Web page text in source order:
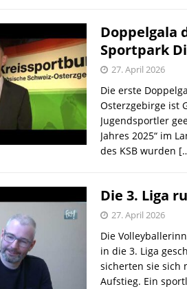
Doppelgala
Sportpark
27. April 2026
Die erste
Osterzgebirge ist
Jugendsportler
Jahres 2025“ im
des KSB wurden
Die 3. Liga
27. April 2026
Die
in die 3. Liga
sicherten sie sich
Aufstieg. Ein